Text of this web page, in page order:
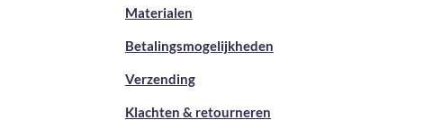
Materialen
Betalingsmogelijkheden
Verzending
Klachten & retourneren